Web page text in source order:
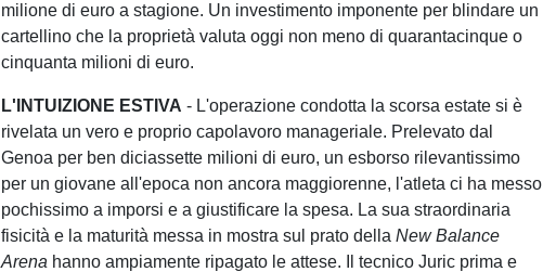
milione di euro a stagione. Un investimento imponente per blindare un
cartellino che la proprietà valuta oggi non meno di quarantacinque o
cinquanta milioni di euro.
L'INTUIZIONE ESTIVA - L'operazione condotta la scorsa estate si è
rivelata un vero e proprio capolavoro manageriale. Prelevato dal
Genoa per ben diciassette milioni di euro, un esborso rilevantissimo
per un giovane all'epoca non ancora maggiorenne, l'atleta ci ha messo
pochissimo a imporsi e a giustificare la spesa. La sua straordinaria
fisicità e la maturità messa in mostra sul prato dellaNew Balance
Arena hanno ampiamente ripagato le attese. Il tecnico Juric prima e